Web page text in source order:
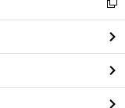
閉
る
新
し
い
ウ
ィ
ン
ド